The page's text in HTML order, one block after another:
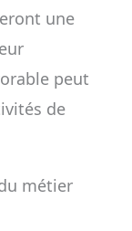
une
peut
de
métier